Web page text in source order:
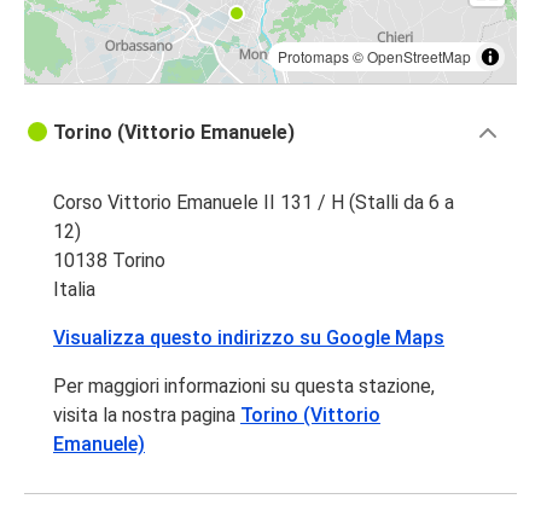
Protomaps©OpenStreetMap
Torino (Vittorio Emanuele)
Corso Vittorio Emanuele II 131 / H (Stalli da 6 a
12)
10138 Torino
Italia
Visualizza questo indirizzo su Google Maps
Per maggiori informazioni su questa stazione,
visita la nostra pagina Torino (Vittorio
Emanuele)